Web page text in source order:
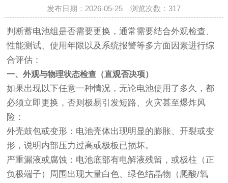
发布日期：2026-05-25 浏览次数：317
判断蓄电池组是否需要更换，通常需要结合外观检查、
性能测试、使用年限以及系统报警等多方面因素进行综
合评估：
一、外观与物理状态检查（直观否决项）
如果出现以下任意一种情况，无论电池使用了多久，都
必须立即更换，否则极易引发短路、火灾甚至爆炸风
险：
外壳鼓包或变形：电池壳体出现明显的膨胀、开裂或变
形，说明内部压力过高或极板已损坏。
严重漏液或腐蚀：电池底部有电解液残留，或极柱（正
负极端子）周围出现大量白色、绿色结晶物（爬酸/氧